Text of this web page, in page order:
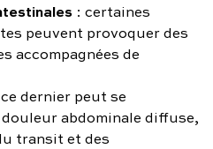
: certaines
peuvent provoquer des
accompagnées de
dernier peut se
abdominale diffuse,
transit et des